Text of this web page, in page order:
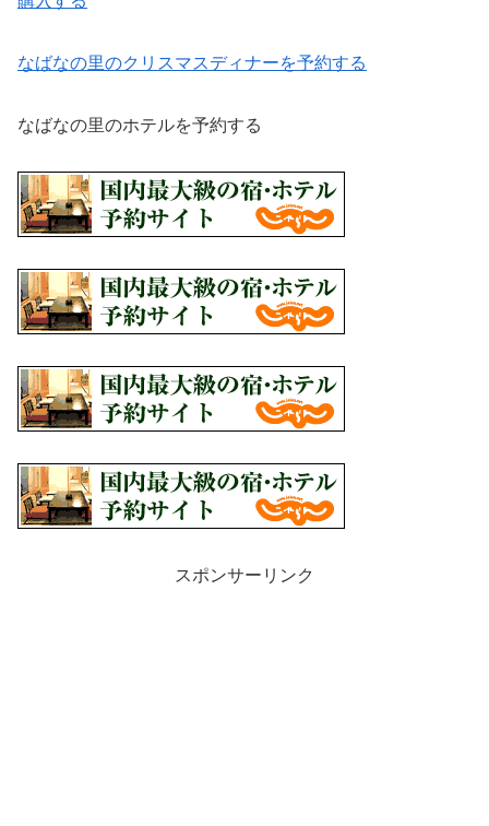
なばなの里のクリスマスディナーを予約する
なばなの里のホテルを予約する
スポンサーリンク